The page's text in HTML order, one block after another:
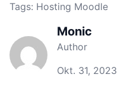
Tags: Hosting Moodle
Monic
Author
Okt. 31, 2023